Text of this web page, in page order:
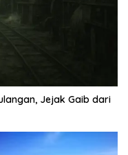
Jejak Gaib dari